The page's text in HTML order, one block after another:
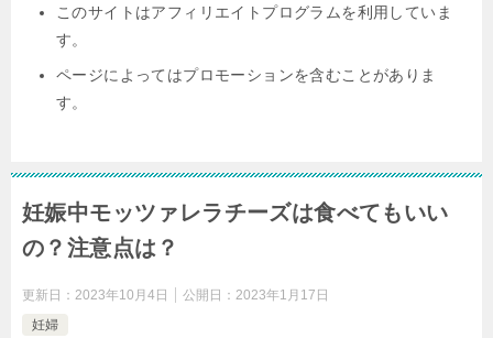
このサイトはアフィリエイトプログラムを利用していま
す。
ページによってはプロモーションを含むことがありま
す。
妊娠中モッツァレラチーズは食べてもいい
の？注意点は？
更新日： 2023年10月4日 公開日： 2023年1月17日
妊婦